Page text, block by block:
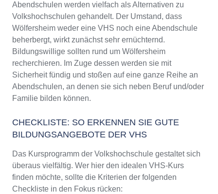
Abendschulen werden vielfach als Alternativen zu
Volkshochschulen gehandelt. Der Umstand, dass
Wölfersheim weder eine VHS noch eine Abendschule
beherbergt, wirkt zunächst sehr ernüchternd.
Bildungswillige sollten rund um Wölfersheim
recherchieren. Im Zuge dessen werden sie mit
Sicherheit fündig und stoßen auf eine ganze Reihe an
Abendschulen, an denen sie sich neben Beruf und/oder
Familie bilden können.
CHECKLISTE: SO ERKENNEN SIE GUTE
BILDUNGSANGEBOTE DER VHS
Das Kursprogramm der Volkshochschule gestaltet sich
überaus vielfältig. Wer hier den idealen VHS-Kurs
finden möchte, sollte die Kriterien der folgenden
Checkliste in den Fokus rücken: